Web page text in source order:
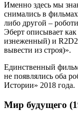
Именно здесь мы
снимались в
либо другой –
Эберт описывает
изнеженный) и R2D2
вывести из строя)».
Единственный
не появлялись оба
Истории» 2018 года.
Мир будущего